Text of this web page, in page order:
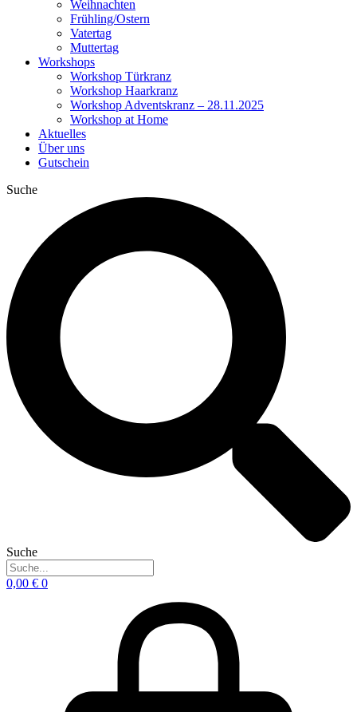
Weihnachten
Frühling/Ostern
Vatertag
Muttertag
Workshops
Workshop Türkranz
Workshop Haarkranz
Workshop Adventskranz – 28.11.2025
Workshop at Home
Aktuelles
Über uns
Gutschein
Suche
Suche
0,00 € 0